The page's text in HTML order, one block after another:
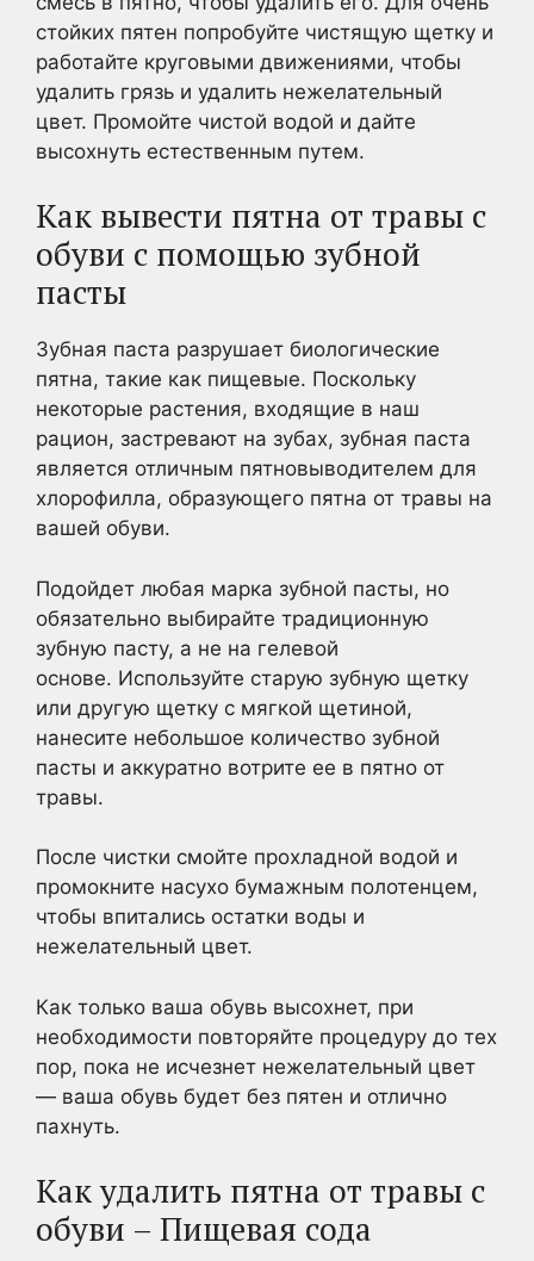
стойких пятен попробуйте чистящую щетку и
работайте круговыми движениями, чтобы
удалить грязь и удалить нежелательный
цвет. Промойте чистой водой и дайте
высохнуть естественным путем.
Как вывести пятна от травы с
обуви с помощью зубной
пасты
Зубная паста разрушает биологические
пятна, такие как пищевые. Поскольку
некоторые растения, входящие в наш
рацион, застревают на зубах, зубная паста
является отличным пятновыводителем для
хлорофилла, образующего пятна от травы на
вашей обуви.
Подойдет любая марка зубной пасты, но
обязательно выбирайте традиционную
зубную пасту, а не на гелевой
основе. Используйте старую зубную щетку
или другую щетку с мягкой щетиной,
нанесите небольшое количество зубной
пасты и аккуратно вотрите ее в пятно от
травы.
После чистки смойте прохладной водой и
промокните насухо бумажным полотенцем,
чтобы впитались остатки воды и
нежелательный цвет.
Как только ваша обувь высохнет, при
необходимости повторяйте процедуру до тех
пор, пока не исчезнет нежелательный цвет
— ваша обувь будет без пятен и отлично
пахнуть.
Как удалить пятна от травы с
обуви – Пищевая сода